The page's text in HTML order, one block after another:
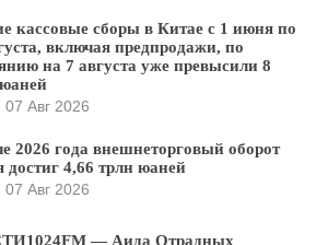
кассовые сборы в Китае с 1 июня по
включая предпродажи, по
на 7 августа уже превысили 8
07 Авг 2026
2026 года внешнеторговый оборот
достиг 4,66 трлн юаней
07 Авг 2026
— Аида Отрадных